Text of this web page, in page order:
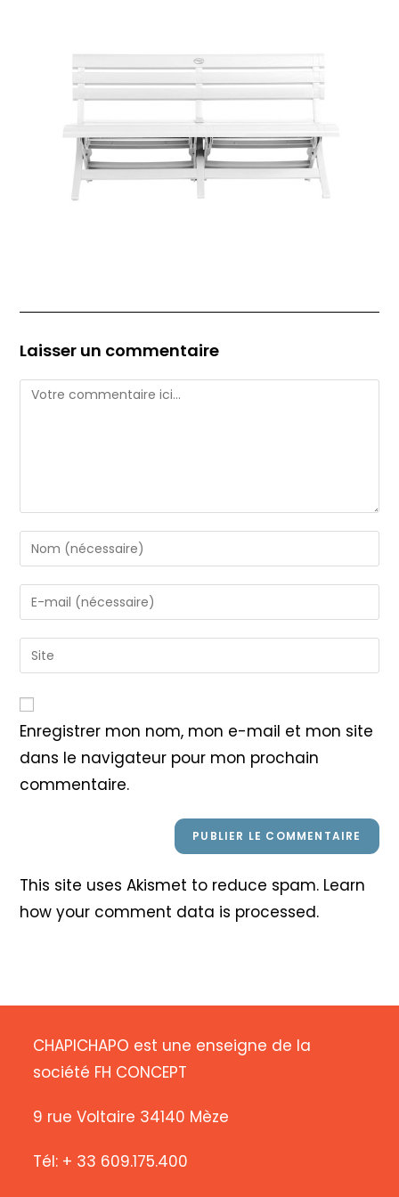
Laisser un commentaire
Comment
Enter
your
name
or
to
comment
Enter
your
email
address
Saisir
l’URL
votre
site
(facultatif)
Enregistrer mon nom, mon e-mail et mon site
dans le navigateur pour mon prochain
commentaire.
This site uses Akismet to reduce spam. Learn
how your comment data is processed.
CHAPICHAPO est une enseigne de la
société FH CONCEPT
9 rue Voltaire 34140 Mèze
Tél: + 33 609.175.400